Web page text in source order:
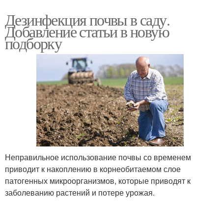
Дезинфекция почвы в саду.
Добавление статьи в новую
подборку
Неправильное использование почвы со временем
приводит к накоплению в корнеобитаемом слое
патогенных микроорганизмов, которые приводят к
заболеванию растений и потере урожая.